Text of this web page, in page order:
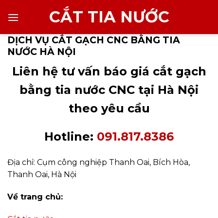
đến
dung
CẮT TIA NƯỚC
DỊCH VỤ CẮT GẠCH CNC BẰNG TIA
NƯỚC HÀ NỘI
Liên hệ tư vấn báo giá cắt gạch
bằng tia nước CNC tại Hà Nội
theo yêu cầu
Hotline: 091.817.8386
Địa chỉ: Cụm công nghiệp Thanh Oai, Bích Hòa,
Thanh Oai, Hà Nội
Về trang chủ: